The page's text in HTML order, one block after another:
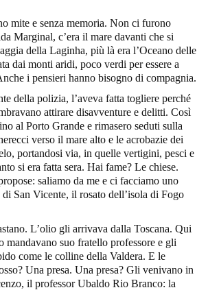
mite e senza memoria. Non ci furono
Marginal, c’era il mare davanti che si
della Laginha, più là era l’Oceano delle
dai monti aridi, poco verdi per essere a
i pensieri hanno bisogno di compagnia.
della polizia, l’aveva fatta togliere perché
attirare disavventure e delitti. Così
al Porto Grande e rimasero seduti sulla
verso il mare alto e le acrobazie dei
portandosi via, in quelle vertigini, pesci e
si era fatta sera. Hai fame? Le chiese.
saliamo da me e ci facciamo uno
San Vicente, il rosato dell’isola di Fogo
L’olio gli arrivava dalla Toscana. Qui
suo fratello professore e gli
come le colline della Valdera. E le
Una presa. Una presa? Gli venivano in
il professor Ubaldo Rio Branco: la